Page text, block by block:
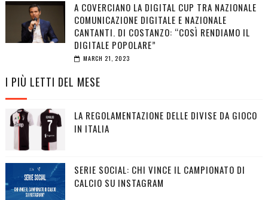
A COVERCIANO LA DIGITAL CUP TRA NAZIONALE
COMUNICAZIONE DIGITALE E NAZIONALE
CANTANTI. DI COSTANZO: “COSÌ RENDIAMO IL
DIGITALE POPOLARE”
MARCH 21, 2023
I PIÙ LETTI DEL MESE
LA REGOLAMENTAZIONE DELLE DIVISE DA GIOCO
IN ITALIA
SERIE SOCIAL: CHI VINCE IL CAMPIONATO DI
CALCIO SU INSTAGRAM